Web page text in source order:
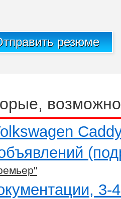
резюме
3-